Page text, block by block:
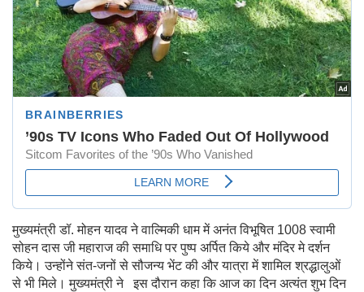
मुख्यमंत्री डॉ. मोहन यादव ने वाल्मिकी धाम में अनंत विभूषित 1008 स्वामी
सोहन दास जी महाराज की समाधि पर पुष्प अर्पित किये और मंदिर मे दर्शन
किये। उन्होंने संत-जनों से सौजन्य भेंट की और यात्रा में शामिल श्रद्धालुओं
से भी मिले। मुख्यमंत्री ने इस दौरान कहा कि आज का दिन अत्यंत शुभ दिन